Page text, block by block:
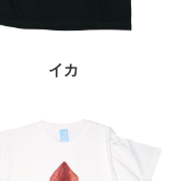
イカ